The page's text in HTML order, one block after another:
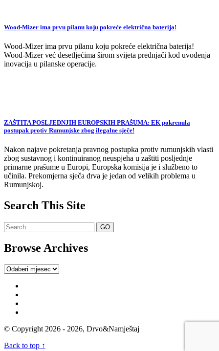
Wood-Mizer ima prvu pilanu koju pokreće električna baterija!
Wood-Mizer ima prvu pilanu koju pokreće električna baterija!
Wood-Mizer već desetljećima širom svijeta prednjači kod uvođenja
inovacija u pilanske operacije.
ZAŠTITA POSLJEDNJIH EUROPSKIH PRAŠUMA: EK pokrenula
postupak protiv Rumunjske zbog ilegalne sječe!
Nakon najave pokretanja pravnog postupka protiv rumunjskih vlasti
zbog sustavnog i kontinuiranog neuspjeha u zaštiti posljednje
primarne prašume u Europi, Europska komisija je i službeno to
učinila. Prekomjerna sječa drva je jedan od velikih problema u
Rumunjskoj.
Search This Site
Browse Archives
Browse
© Copyright 2026 - 2026, Drvo&Namještaj
Back to top ↑